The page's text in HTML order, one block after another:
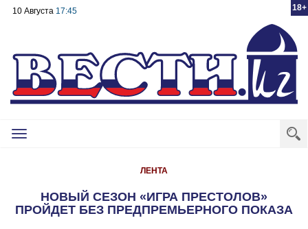
18+
10 Августа 17:45
Toggle
ЛЕНТА
НОВЫЙ СЕЗОН «ИГРА ПРЕСТОЛОВ»
ПРОЙДЕТ БЕЗ ПРЕДПРЕМЬЕРНОГО ПОКАЗА